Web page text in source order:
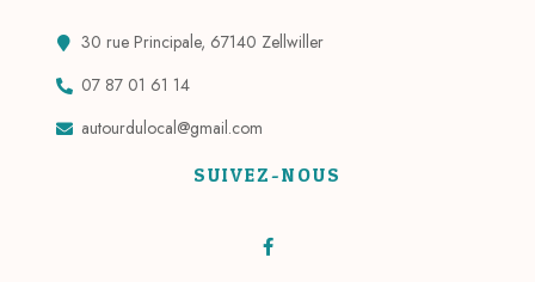
30 rue Principale, 67140 Zellwiller
07 87 01 61 14
autourdulocal@gmail.com
SUIVEZ-NOUS